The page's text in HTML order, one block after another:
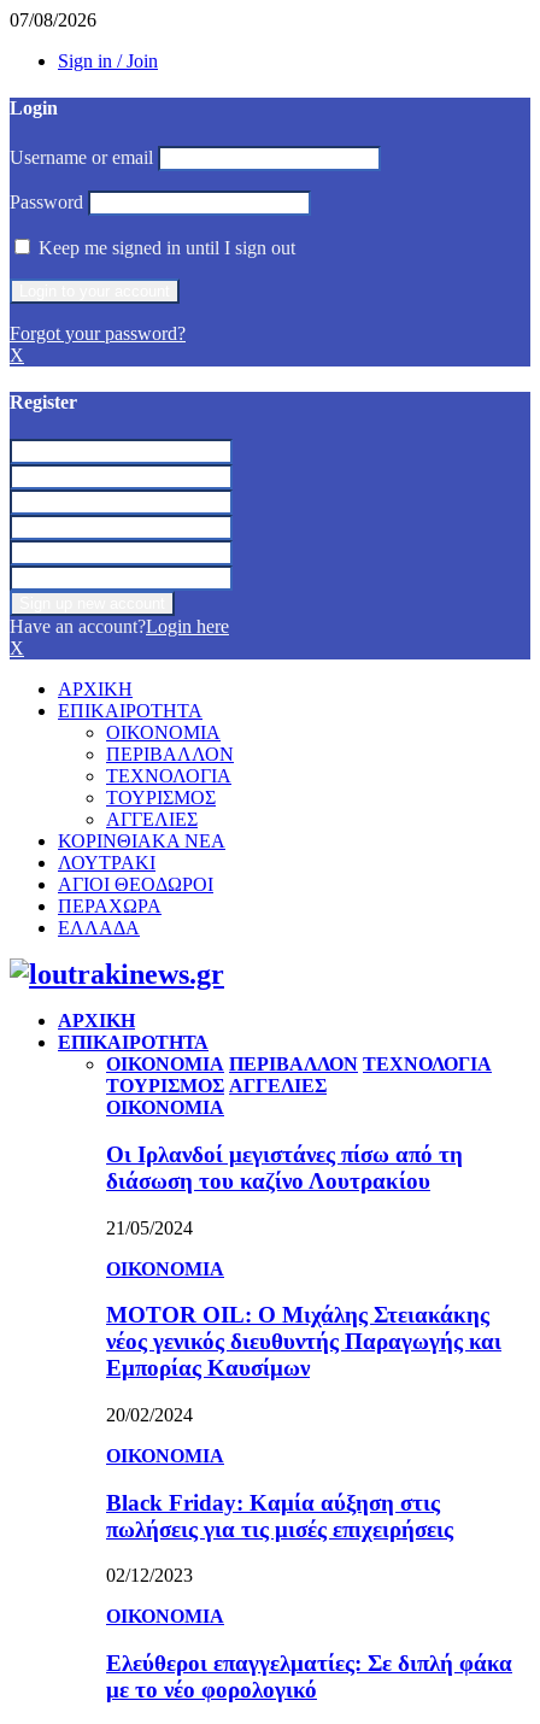
07/08/2026
Sign in / Join
Login
Username or email
Password
Keep me signed in until I sign out
Forgot your password?
X
Register
Have an account?Login here
X
ΑΡΧΙΚΗ
ΕΠΙΚΑΙΡΟΤΗΤΑ
ΟΙΚΟΝΟΜΙΑ
ΠΕΡΙΒΑΛΛΟΝ
ΤΕΧΝΟΛΟΓΙΑ
ΤΟΥΡΙΣΜΟΣ
ΑΓΓΕΛΙΕΣ
ΚΟΡΙΝΘΙΑΚΑ ΝΕΑ
ΛΟΥΤΡΑΚΙ
ΑΓΙΟΙ ΘΕΟΔΩΡΟΙ
ΠΕΡΑΧΩΡΑ
ΕΛΛΑΔΑ
Facebook
Twitter
Instagram
Pinterest
Youtube
ΑΡΧΙΚΗ
ΕΠΙΚΑΙΡΟΤΗΤΑ
ΟΙΚΟΝΟΜΙΑ ΠΕΡΙΒΑΛΛΟΝ ΤΕΧΝΟΛΟΓΙΑ
ΤΟΥΡΙΣΜΟΣ ΑΓΓΕΛΙΕΣ
ΟΙΚΟΝΟΜΙΑ
Οι Ιρλανδοί μεγιστάνες πίσω από τη
διάσωση του καζίνο Λουτρακίου
21/05/2024
ΟΙΚΟΝΟΜΙΑ
MOTOR OIL: Ο Μιχάλης Στειακάκης
νέος γενικός διευθυντής Παραγωγής και
Εμπορίας Καυσίμων
20/02/2024
ΟΙΚΟΝΟΜΙΑ
Black Friday: Καμία αύξηση στις
πωλήσεις για τις μισές επιχειρήσεις
02/12/2023
ΟΙΚΟΝΟΜΙΑ
Ελεύθεροι επαγγελματίες: Σε διπλή φάκα
με το νέο φορολογικό